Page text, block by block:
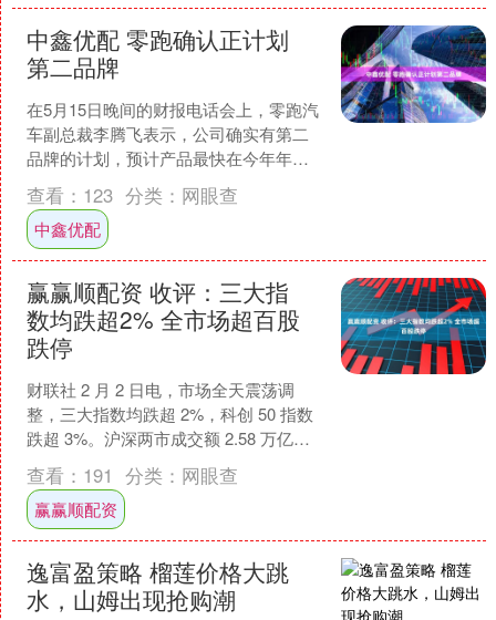
中鑫优配 零跑确认正计划
第二品牌
在5月15日晚间的财报电话会上，零跑汽
车副总裁李腾飞表示，公司确实有第二
品牌的计划，预计产品最快在今年年底
或者明年亮相，明年年中或者下半年上
市。（第一财经记者 ....
查看： 123 分类： 网眼查
中鑫优配
赢赢顺配资 收评：三大指
数均跌超2% 全市场超百股
跌停
财联社 2 月 2 日电，市场全天震荡调
整，三大指数均跌超 2%，科创 50 指数
跌超 3%。沪深两市成交额 2.58 万亿，
较上一个交易日缩量 2508 亿。....
查看： 191 分类： 网眼查
赢赢顺配资
逸富盈策略 榴莲价格大跳
水，山姆出现抢购潮